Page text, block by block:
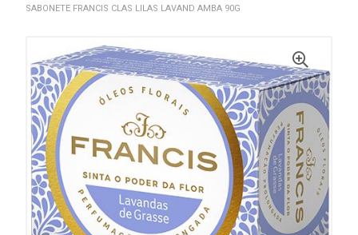
SABONETE FRANCIS CLAS LILAS LAVAND AMBA 90G